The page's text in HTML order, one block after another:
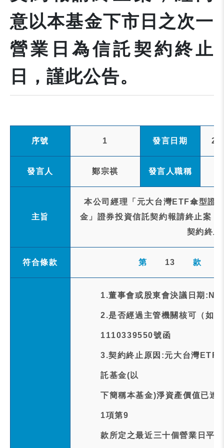
意以本基金下市日之次一
營業日為信託契約終止
日，謹此公告。
序號 1 發言日期
發言人 鄭宗祺 發言人職稱
主旨
本公司經理「元大台灣ETF傘型證
金」證券投資信託契約報請終止案
契約終
符合條款 第 13 款
1.董事會或股東會決議日期:NA
2.是否經過主管機關核可（如
1110339550號函
3.契約終止原因:元大台灣ETF
託基金(以
下簡稱本基金)淨資產價值已達
1項第9
款所定之最近三十個營業日平